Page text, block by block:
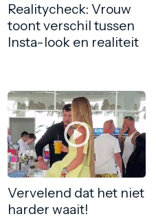
Realitycheck: Vrouw
toont verschil tussen
Insta-look en realiteit
Vervelend dat het niet
harder waait!